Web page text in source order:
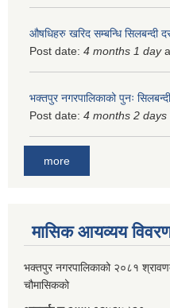
औषधिहरु खरिद सम्बन्धि सिलबन्दी
Post date: 4 months 1 day
भक्तपुर नगरपालिकाको पुनः
Post date: 4 months 2 days
more
मासिक आयव्यय
भक्तपुर नगरपालिकाको २०८१
चौमासिकको